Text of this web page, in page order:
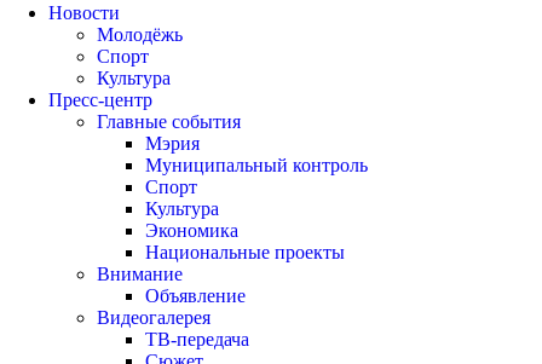
Новости
Молодёжь
Спорт
Культура
Пресс-центр
Главные события
Мэрия
Муниципальный контроль
Спорт
Культура
Экономика
Национальные проекты
Внимание
Объявление
Видеогалерея
ТВ-передача